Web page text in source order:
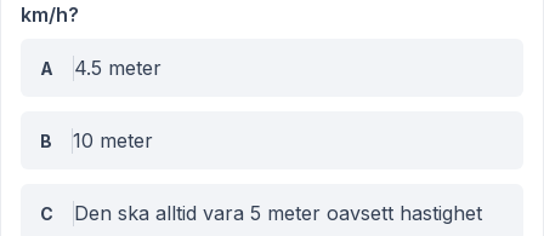
km/h?
A 4.5 meter
B 10 meter
C Den ska alltid vara 5 meter oavsett hastighet